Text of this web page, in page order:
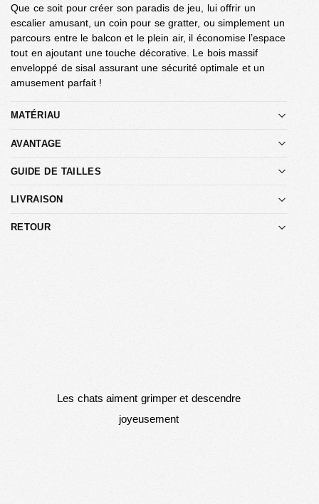
Que ce soit pour créer son paradis de jeu, lui offrir un
escalier amusant, un coin pour se gratter, ou simplement un
parcours entre le balcon et le plein air, il économise l’espace
tout en ajoutant une touche décorative. Le bois massif
enveloppé de sisal assurant une sécurité optimale et un
amusement parfait !
MATÉRIAU
AVANTAGE
GUIDE DE TAILLES
LIVRAISON
RETOUR
Les chats aiment grimper et descendre
joyeusement